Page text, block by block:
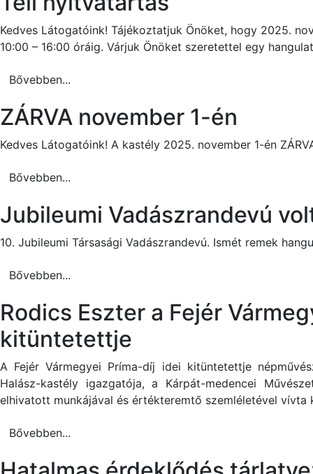
Kedves Látogatóink! Tájékoztatjuk Önöket, hogy 2025.
10:00 – 16:00 óráig. Várjuk Önöket szeretettel egy
Bővebben...
ZÁRVA november 1-én
Kedves Látogatóink! A kastély 2025. november 1-én
Bővebben...
Jubileumi Vadászrandevú
10. Jubileumi Társasági Vadászrandevú. Ismét remek
Bővebben...
Rodics Eszter a Fejér
kitüntetettje
A Fejér Vármegyei Príma-díj idei kitüntetettje
Halász-kastély igazgatója, a Kárpát-medencei
elhivatott munkájával és értékteremtő szemléletével vívta
Bővebben...